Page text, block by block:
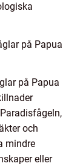
på Papua
på Papua
och
mindre
eller